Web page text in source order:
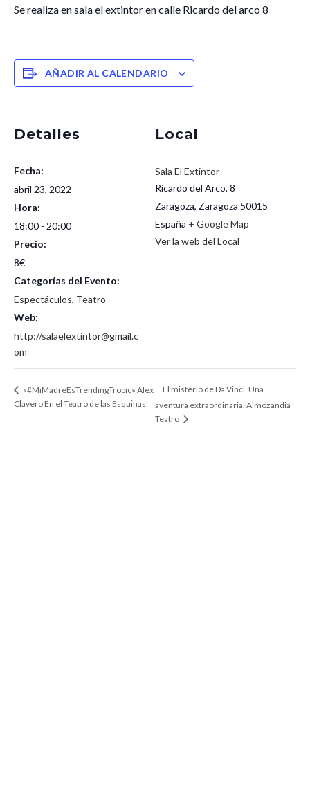
Se realiza en sala el extintor en calle Ricardo del arco 8
AÑADIR AL CALENDARIO
Detalles
Fecha:
abril 23, 2022
Hora:
18:00 - 20:00
Precio:
8€
Categorías del Evento:
Espectáculos, Teatro
Web:
http://salaelextintor@gmail.c
om
Local
Sala El Extintor
Ricardo del Arco, 8
Zaragoza, Zaragoza 50015
España + Google Map
Ver la web del Local
«#MiMadreEsTrendingTropic» Alex
Clavero En el Teatro de las Esquinas
El misterio de Da Vinci. Una
aventura extraordinaria. Almozandia
Teatro